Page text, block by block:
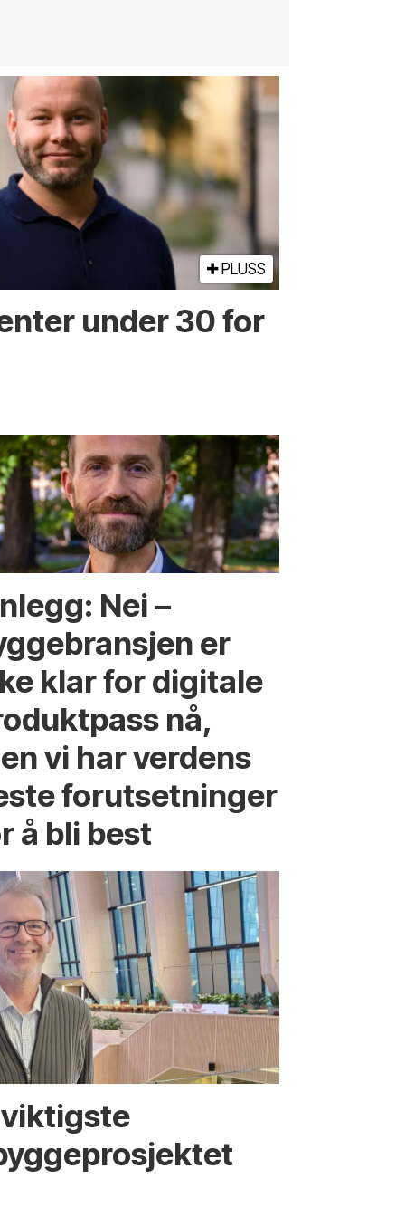
PLUSS
under 30 for
Nei –
er
klar for digitale
nå,
vi har verdens
forutsetninger
å bli best